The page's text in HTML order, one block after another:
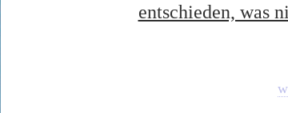
entschieden, was